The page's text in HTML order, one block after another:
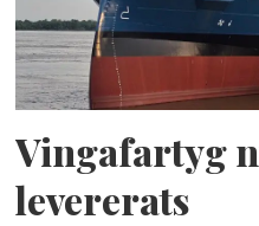
Vingafartyg
levererats